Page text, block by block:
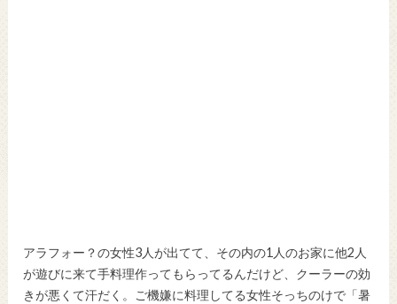
アラフォー？の女性3人が出てて、その内の1人のお家に他2人
が遊びに来て手料理作ってもらってるんだけど、クーラーの効
きが悪くて汗だく。ご機嫌に料理してる女性そっちのけで「暑